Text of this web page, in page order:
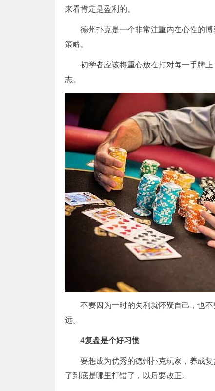
来看肯定是盈利的。
德州扑克是一个非常注重内在心性的
策略。
初学者应该将重心放在打对每一手牌
志。
不要因为一时的失利就怀疑自己，也
远。
4复盘是个好习惯
要想成为优秀的德州扑克玩家，养成
了到底是哪里打错了，以后要改正。